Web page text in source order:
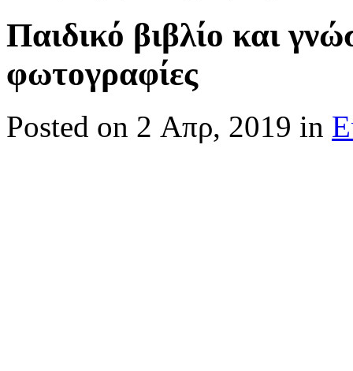
Παιδικό βιβλίο και
φωτογραφίες
Posted on 2 Απρ, 2019 in